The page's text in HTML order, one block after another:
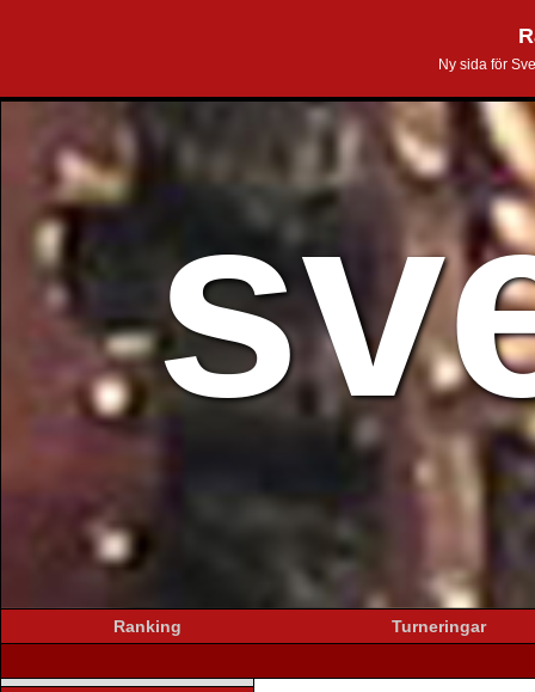
Ny sida för
Ranking Turneringar